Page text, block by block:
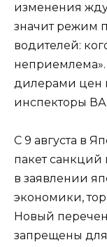
изменения
значит режим
водителей:
дилерами цен
инспекторы
С 9 августа в
пакет санкций
в заявлении
экономики,
Новый
запрещены